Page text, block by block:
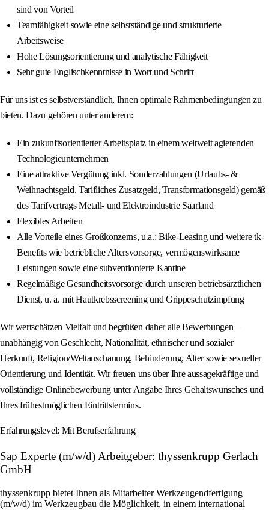
sind von Vorteil
Teamfähigkeit sowie eine selbstständige und strukturierte
Arbeitsweise
Hohe Lösungsorientierung und analytische Fähigkeit
Sehr gute Englischkenntnisse in Wort und Schrift
Für uns ist es selbstverständlich, Ihnen optimale Rahmenbedingungen zu
bieten. Dazu gehören unter anderem:
Ein zukunftsorientierter Arbeitsplatz in einem weltweit agierenden
Technologieunternehmen
Eine attraktive Vergütung inkl. Sonderzahlungen (Urlaubs- &
Weihnachtsgeld, Tarifliches Zusatzgeld, Transformationsgeld) gemäß
des Tarifvertrags Metall- und Elektroindustrie Saarland
Flexibles Arbeiten
Alle Vorteile eines Großkonzerns, u.a.: Bike-Leasing und weitere tk-
Benefits wie betriebliche Altersvorsorge, vermögenswirksame
Leistungen sowie eine subventionierte Kantine
Regelmäßige Gesundheitsvorsorge durch unseren betriebsärztlichen
Dienst, u. a. mit Hautkrebsscreening und Grippeschutzimpfung
Wir wertschätzen Vielfalt und begrüßen daher alle Bewerbungen –
unabhängig von Geschlecht, Nationalität, ethnischer und sozialer
Herkunft, Religion/Weltanschauung, Behinderung, Alter sowie sexueller
Orientierung und Identität. Wir freuen uns über Ihre aussagekräftige und
vollständige Onlinebewerbung unter Angabe Ihres Gehaltswunsches und
Ihres frühestmöglichen Eintrittstermins.
Erfahrungslevel: Mit Berufserfahrung
Sap Experte (m/w/d) Arbeitgeber: thyssenkrupp Gerlach
GmbH
thyssenkrupp bietet Ihnen als Mitarbeiter Werkzeugendfertigung
(m/w/d) im Werkzeugbau die Möglichkeit, in einem international